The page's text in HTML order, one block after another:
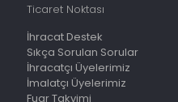
Ticaret Noktası
İhracat Destek
Sıkça Sorulan Sorular
İhracatçı Üyelerimiz
İmalatçı Üyelerimiz
Fuar Takvimi